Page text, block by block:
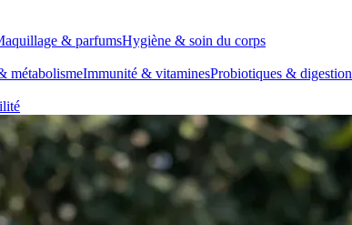
& parfumsHygiène & soin du corps
métabolismeImmunité & vitaminesProbiotiques & digestion